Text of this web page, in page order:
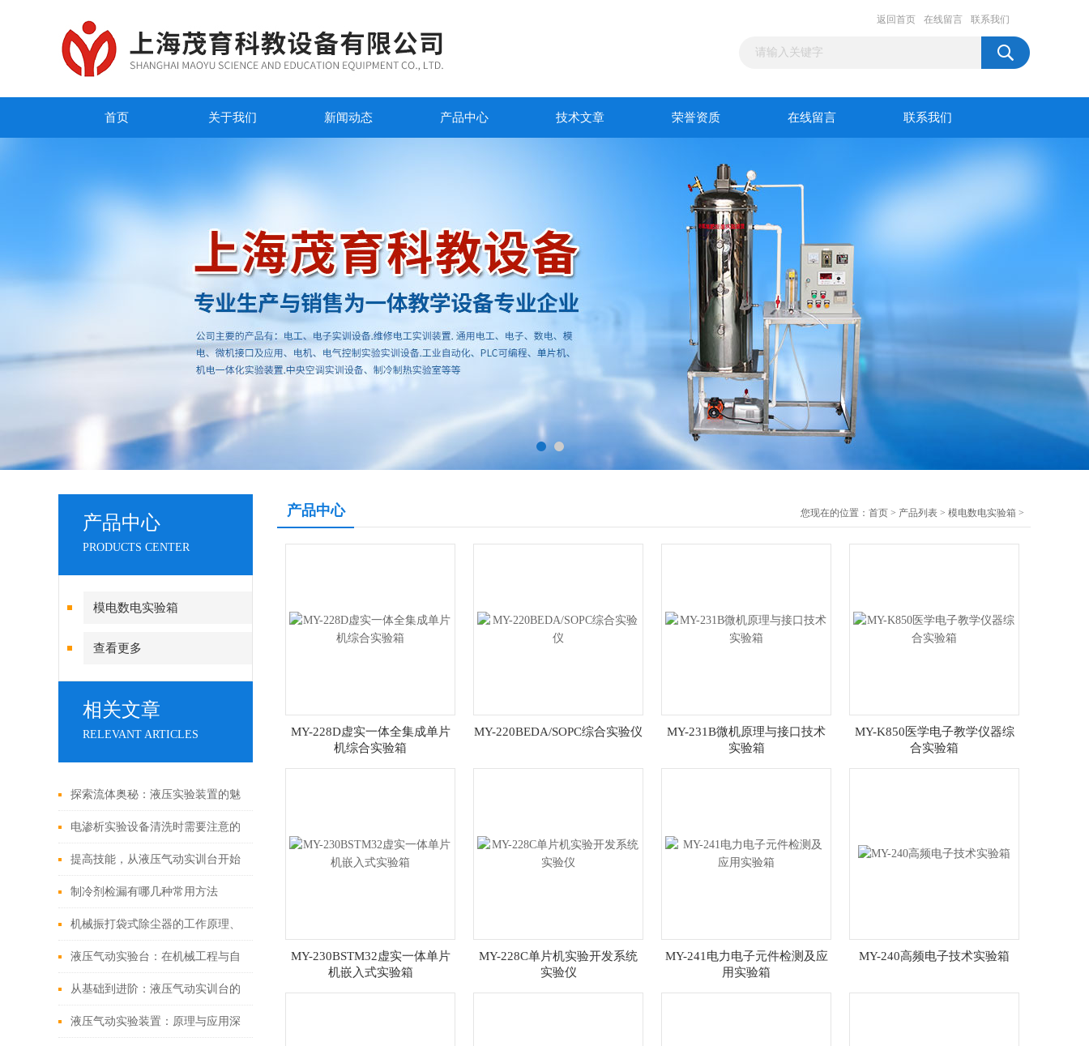
返回首页 在线留言 联系我们
首页 关于我们 新闻动态 产品中心 技术文章 荣誉资质 在线留言 联系我们
产品中心
PRODUCTS CENTER
模电数电实验箱
查看更多
相关文章
RELEVANT ARTICLES
探索流体奥秘：液压实验装置的魅
力之旅
电渗析实验设备清洗时需要注意的
事项
提高技能，从液压气动实训台开始
制冷剂检漏有哪几种常用方法
机械振打袋式除尘器的工作原理、
和应用范围
液压气动实验台：在机械工程与自
动化教学中的创新应用
从基础到进阶：液压气动实训台的
全面教学体验
液压气动实验装置：原理与应用深
产品中心 您现在的位置： 首页 > 产品列表 > 模电数电实验箱 >
MY-228D虚实一体全集成单片
机综合实验箱
MY-220BEDA/SOPC综合实验仪
MY-231B微机原理与接口技术
实验箱
MY-K850医学电子教学仪器综
合实验箱
MY-230BSTM32虚实一体单片
机嵌入式实验箱
MY-228C单片机实验开发系统
实验仪
MY-241电力电子元件检测及应
用实验箱
MY-240高频电子技术实验箱